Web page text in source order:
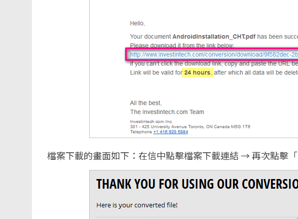
檔案下載的畫面如下：在信中點擊檔案下載連結 → 再次點擊「